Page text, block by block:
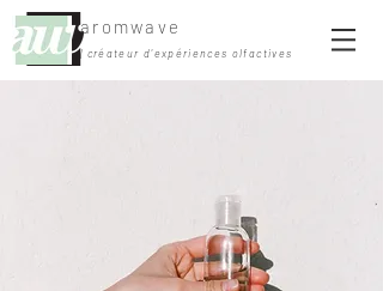
aromwave
| créateur d'expériences olfactives